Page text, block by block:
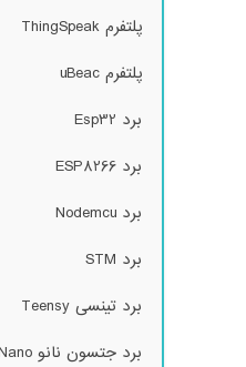
پلتفرم ThingSpeak
پلتفرم uBeac
برد Esp32
برد ESP8266
برد Nodemcu
برد STM
برد تینسی Teensy
برد جتسون نانو Jetson Nano